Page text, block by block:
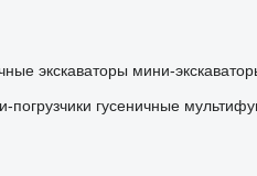
экскаваторы мини-
погрузчики гусеничные